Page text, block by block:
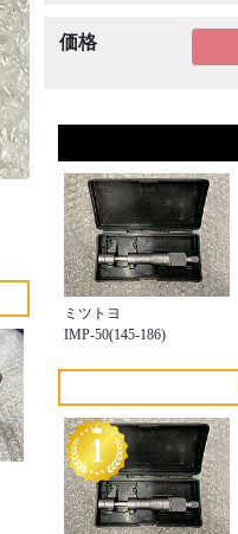
価格
ミツトヨ
IMP-50(145-186)